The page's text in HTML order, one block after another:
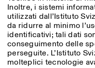
Inoltre, i sistemi
utilizzati dall’Istituto
da ridurre al minimo
identificativi; tali dati
conseguimento delle
perseguite. L’Istituto
molteplici tecnologie